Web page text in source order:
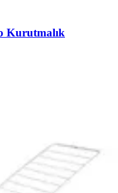
Kurutmalık